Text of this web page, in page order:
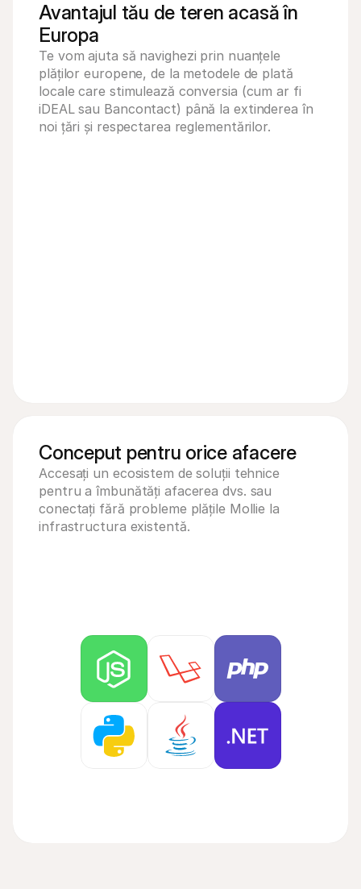
Avantajul tău de teren acasă în
Europa
Te vom ajuta să navighezi prin nuanțele
plăților europene, de la metodele de plată
locale care stimulează conversia (cum ar fi
iDEAL sau Bancontact) până la extinderea în
noi țări și respectarea reglementărilor.
Conceput pentru orice afacere
Accesați un ecosistem de soluții tehnice
pentru a îmbunătăți afacerea dvs. sau
conectați fără probleme plățile Mollie la
infrastructura existentă.